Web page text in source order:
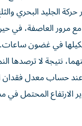
الجليد البحري
مع مرور العاصفة،
في غضون
نتيجة لا ترصدها
حساب معدل فقدان
الارتفاع المحتمل